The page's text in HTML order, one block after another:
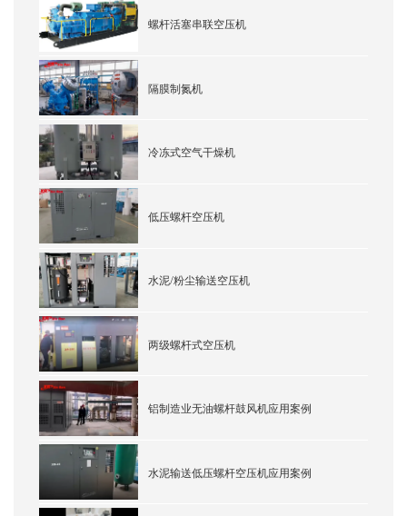
螺杆活塞串联空压机
隔膜制氮机
冷冻式空气干燥机
低压螺杆空压机
水泥/粉尘输送空压机
两级螺杆式空压机
铝制造业无油螺杆鼓风机应用案例
水泥输送低压螺杆空压机应用案例